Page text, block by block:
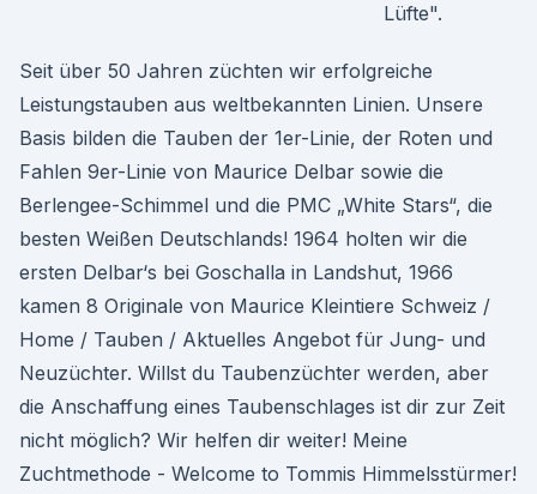
Lüfte".
Seit über 50 Jahren züchten wir erfolgreiche
Leistungstauben aus weltbekannten Linien. Unsere
Basis bilden die Tauben der 1er-Linie, der Roten und
Fahlen 9er-Linie von Maurice Delbar sowie die
Berlengee-Schimmel und die PMC „White Stars“, die
besten Weißen Deutschlands! 1964 holten wir die
ersten Delbar‘s bei Goschalla in Landshut, 1966
kamen 8 Originale von Maurice Kleintiere Schweiz /
Home / Tauben / Aktuelles Angebot für Jung- und
Neuzüchter. Willst du Taubenzüchter werden, aber
die Anschaffung eines Taubenschlages ist dir zur Zeit
nicht möglich? Wir helfen dir weiter! Meine
Zuchtmethode - Welcome to Tommis Himmelsstürmer!